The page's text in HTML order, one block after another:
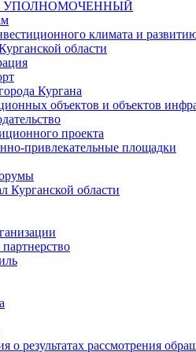
климата и
области
Кургана
объектов и объектов
проекта
привлекательные площадки
Курганской области
о результатах рассмотрения